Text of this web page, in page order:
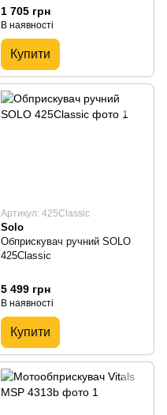
1 705 грн
В наявності
Купити
Артикул: 425Classic
Solo
Обприскувач ручний SOLO
425Classic
5 499 грн
В наявності
Купити